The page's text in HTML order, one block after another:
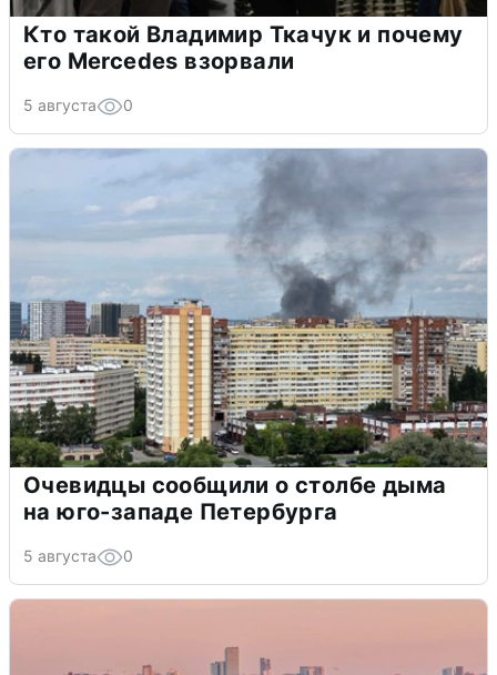
Кто такой Владимир Ткачук и почему
его Mercedes взорвали
5 августа 0
Очевидцы сообщили о столбе дыма
на юго-западе Петербурга
5 августа 0